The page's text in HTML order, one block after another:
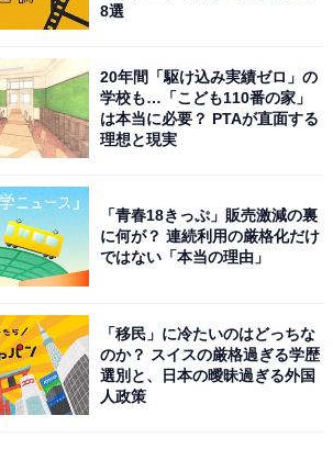
8選
20年間「駆け込み実績ゼロ」の
学校も…「こども110番の家」
は本当に必要？ PTAが直面する
理想と現実
「青春18きっぷ」販売激減の裏
に何が？ 連続利用の厳格化だけ
ではない「本当の理由」
「移民」に冷たいのはどっちな
のか？ スイスの厳格過ぎる学歴
選別と、日本の曖昧過ぎる外国
人政策